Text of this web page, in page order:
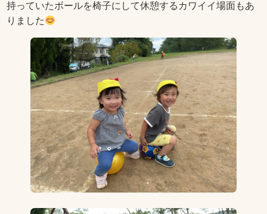
持っていたボールを椅子にして休憩するカワイイ場面もあ
りました